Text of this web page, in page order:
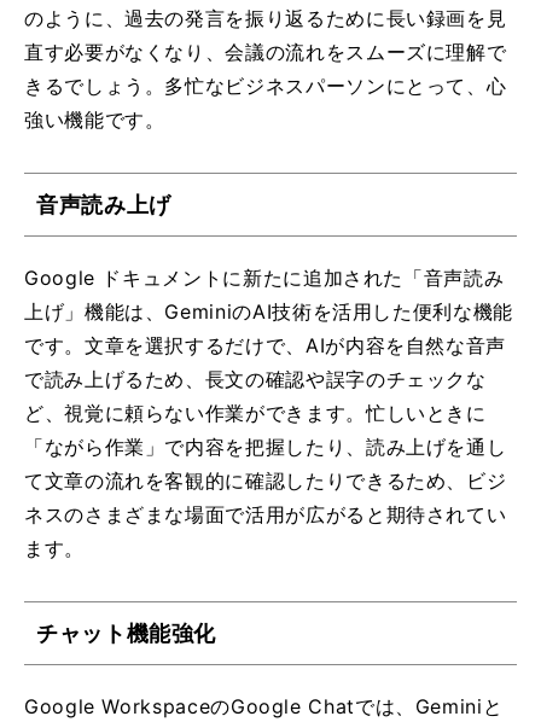
のように、過去の発言を振り返るために長い録画を見
直す必要がなくなり、会議の流れをスムーズに理解で
きるでしょう。多忙なビジネスパーソンにとって、心
強い機能です。
音声読み上げ
Google ドキュメントに新たに追加された「音声読み
上げ」機能は、GeminiのAI技術を活用した便利な機能
です。文章を選択するだけで、AIが内容を自然な音声
で読み上げるため、長文の確認や誤字のチェックな
ど、視覚に頼らない作業ができます。忙しいときに
「ながら作業」で内容を把握したり、読み上げを通し
て文章の流れを客観的に確認したりできるため、ビジ
ネスのさまざまな場面で活用が広がると期待されてい
ます。
チャット機能強化
Google WorkspaceのGoogle Chatでは、Geminiと